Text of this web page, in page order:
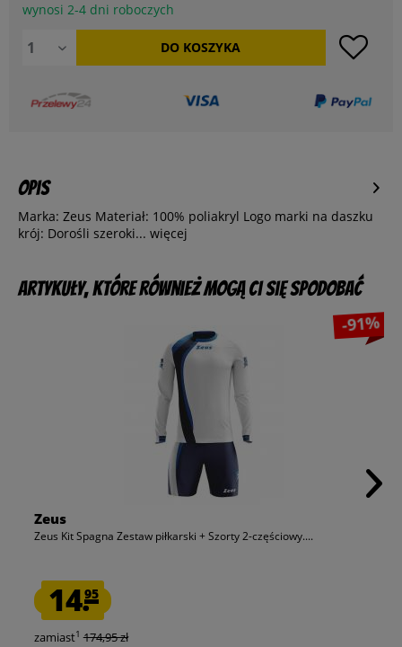
wynosi 2-4 dni roboczych
DO KOSZYKA
Opis
Marka: Zeus Materiał: 100% poliakryl Logo marki na daszku
krój: Dorośli szeroki... więcej
Artykuły, które również mogą Ci się spodobać
-91%
Zeus
Zeus Kit Spagna Zestaw piłkarski + Szorty 2-częściowy....
14.95
zamiast1 174,95 zł